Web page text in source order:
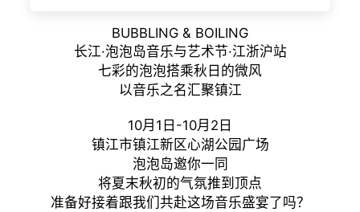
BUBBLING & BOILING
长江·泡泡岛音乐与艺术节·江浙沪站
七彩的泡泡搭乘秋日的微风
以音乐之名汇聚镇江
10月1日-10月2日
镇江市镇江新区心湖公园广场
泡泡岛邀你一同
将夏末秋初的气氛推到顶点
准备好接着跟我们共赴这场音乐盛宴了吗？